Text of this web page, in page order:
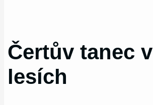
Čertův tanec v
lesích